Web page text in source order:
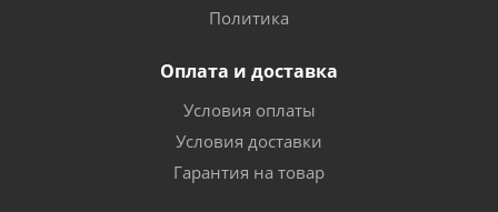
Политика
Оплата и доставка
Условия оплаты
Условия доставки
Гарантия на товар